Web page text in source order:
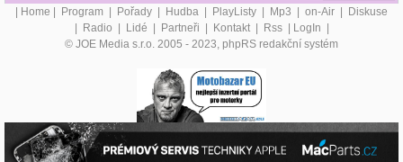
| Home | Program | Pořady | Hudba | PlayListy | Mp3 | on-Air | Diskuse
| Radio | Lidé | Partneři | Kontakt | Rss | LogIn |
© JOE Media s.r.o. 2005 - 2023, phpRS redakční systém